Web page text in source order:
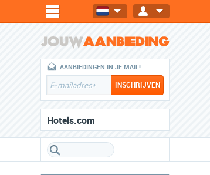
AANBIEDINGEN IN JE MAIL!
Hotels.com